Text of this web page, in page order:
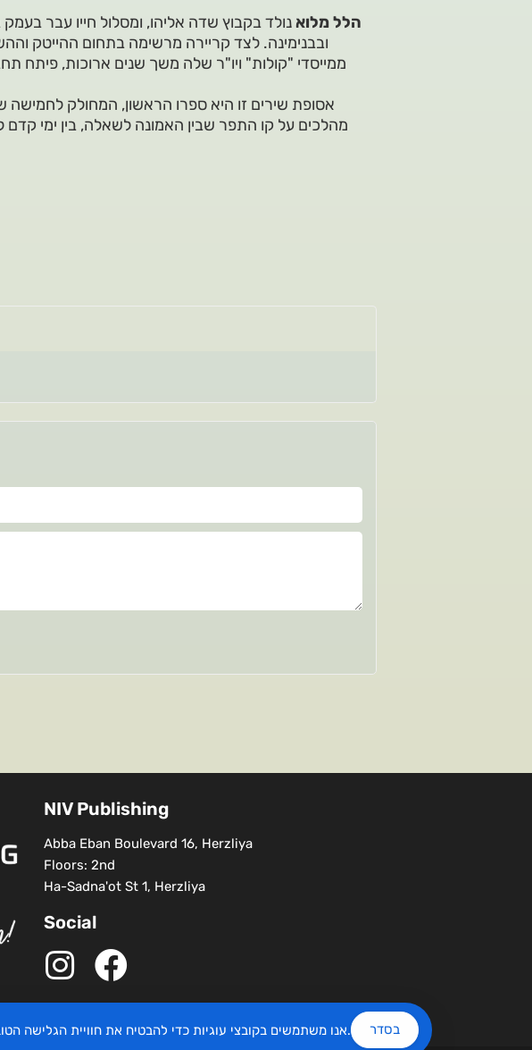
הלל מלואנולד בקבוץ שדה אליהו, ומסלול חייו עבר
ובבנימינה. לצד קריירה מרשימה בתחום ההייטק
ממייסדי "קולות" ויו"ר שלה משך שנים ארוכות, פיתח
אסופת שירים זו היא ספרו הראשון, המחולק
מהלכים על קו התפר שבין האמונה לשאלה, בין ימי קדם
NIV Publishing
Abba Eban Boulevard 16, Herzliya
Floors: 2nd
Ha-Sadna'ot St 1, Herzliya
Social
אנו משתמשים בקובצי עוגיות כדי להבטיח את חווייתשלנו. בסדר